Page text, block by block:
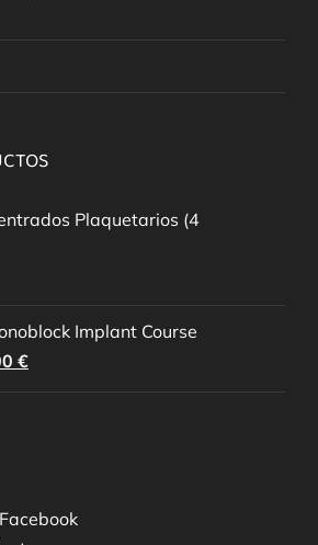
Plaquetarios (4
Implant Course
€
precio